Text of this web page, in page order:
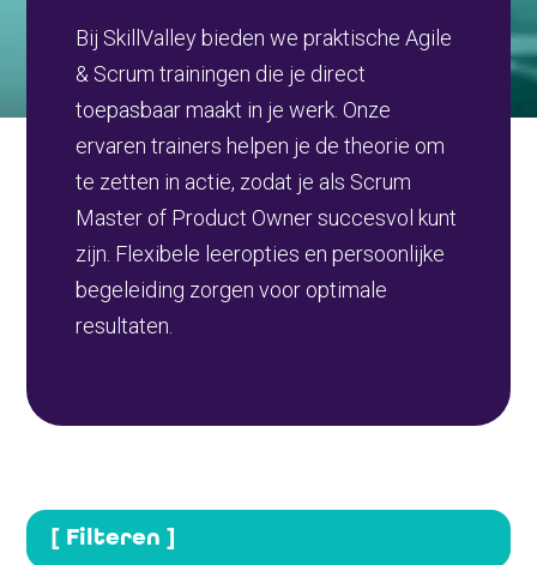
Bij SkillValley bieden we praktische Agile
& Scrum trainingen die je direct
toepasbaar maakt in je werk. Onze
ervaren trainers helpen je de theorie om
te zetten in actie, zodat je als Scrum
Master of Product Owner succesvol kunt
zijn. Flexibele leeropties en persoonlijke
begeleiding zorgen voor optimale
resultaten.
[ Filteren ]